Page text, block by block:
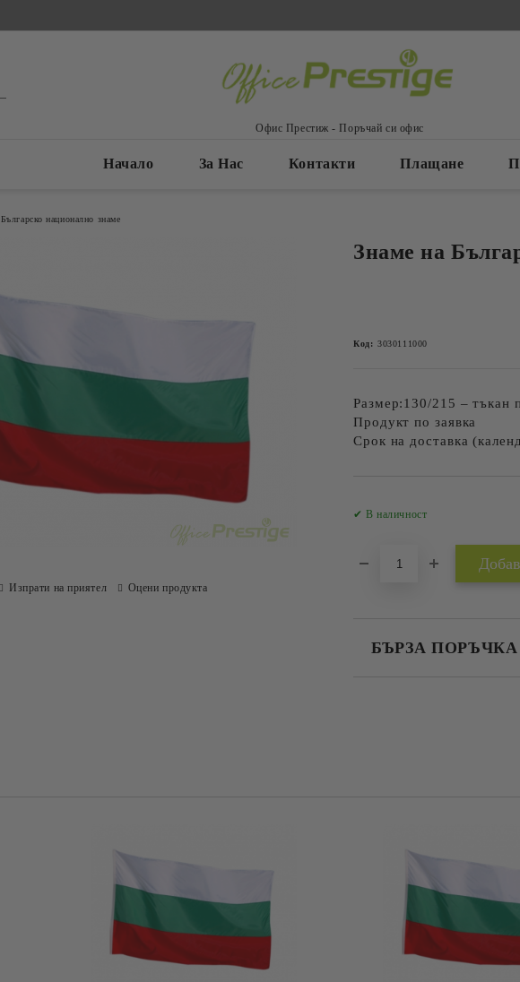
Офис Престиж - Поръчай си офис
Начало За Нас Контакти Плащане
Българско национално знаме
Знаме на
Код: 3030111000
Размер:130/215 – тъкан
Продукт по заявка
Срок на доставка
✔ В наличност
БЪРЗА
Изпрати на приятел Оцени продукта